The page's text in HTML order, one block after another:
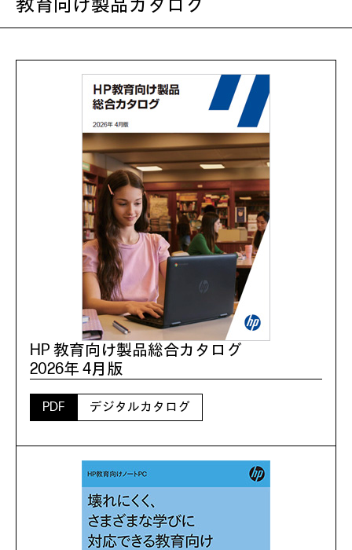
教育向け製品カタログ
HP 教育向け製品総合カタログ
2026年 4月版
PDF デジタルカタログ